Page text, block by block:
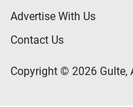
Advertise With Us
Contact Us
Copyright © 2026 Gulte,